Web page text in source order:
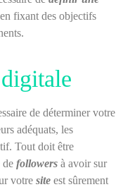
en fixant des objectifs
de déterminer votre
adéquats, les
Tout doit être
de followers à avoir sur
votre site est sûrement